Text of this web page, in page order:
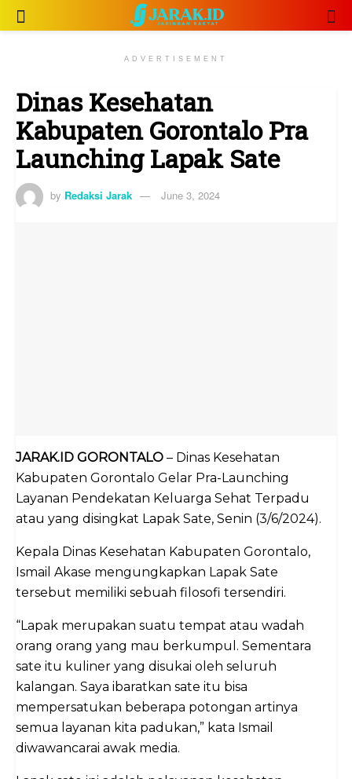
ADVERTISEMENT
Dinas Kesehatan
Kabupaten Gorontalo Pra
Launching Lapak Sate
by Redaksi Jarak June 3, 2024
JARAK.ID GORONTALO – Dinas Kesehatan
Kabupaten Gorontalo Gelar Pra-Launching
Layanan Pendekatan Keluarga Sehat Terpadu
atau yang disingkat Lapak Sate, Senin (3/6/2024).
Kepala Dinas Kesehatan Kabupaten Gorontalo,
Ismail Akase mengungkapkan Lapak Sate
tersebut memiliki sebuah filosofi tersendiri.
“Lapak merupakan suatu tempat atau wadah
orang orang yang mau berkumpul. Sementara
sate itu kuliner yang disukai oleh seluruh
kalangan. Saya ibaratkan sate itu bisa
mempersatukan beberapa potongan artinya
semua layanan kita padukan,” kata Ismail
diwawancarai awak media.